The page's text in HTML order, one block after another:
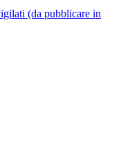
(da pubblicare in